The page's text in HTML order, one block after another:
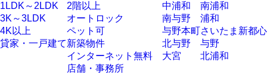
1LDK～2LDK
3K～3LDK
4K以上
貸家・一戸建て
2階以上
オートロック
ペット可
新築物件
インターネット無料
店舗・事務所
中浦和
南与野
与野本町
北与野
大宮
南浦和
浦和
さいたま新都心
与野
北浦和